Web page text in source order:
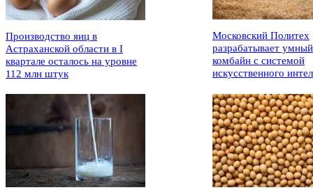
Производство яиц в
Астраханской области в I
квартале осталось на уровне
112 млн штук
Московский Политех
разрабатывает умный
комбайн с системой
искусственного